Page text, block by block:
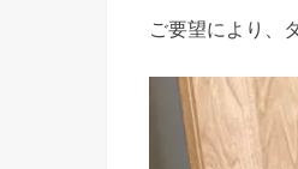
ご要望により、